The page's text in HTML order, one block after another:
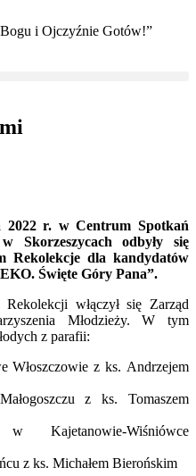
Bogu i Ojczyźnie Gotów!”
r. w Centrum Spotkań
Skorzeszycach odbyły się
Rekolekcje dla kandydatów
Święte Góry Pana”.
włączył się Zarząd
Młodzieży. W tym
z parafii:
Włoszczowie z ks. Andrzejem
z ks. Tomaszem
Kajetanowie-Wiśniówce
z ks. Michałem Bierońskim